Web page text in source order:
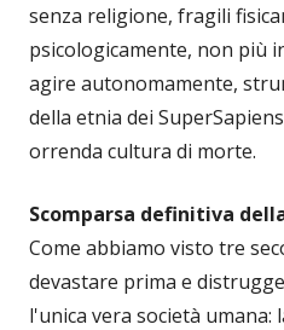
senza religione, fragili
psicologicamente, non più
agire autonomamente,
della etnia dei
orrenda cultura di morte.
Scomparsa definitiva
Come abbiamo visto tre
devastare prima e
l'unica vera società umana: